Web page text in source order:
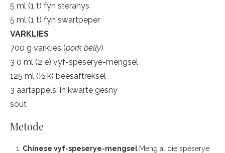
5 ml (1 t) fyn steranys
5 ml (1 t) fyn swartpeper
VARKLIES
700 g varklies (pork belly)
3 0 ml (2 e) vyf-speserye-mengsel
125 ml (½ k) beesaftreksel
3 aartappels, in kwarte gesny
sout
Metode
Chinese vyf-speserye-mengsel Meng al die speserye.